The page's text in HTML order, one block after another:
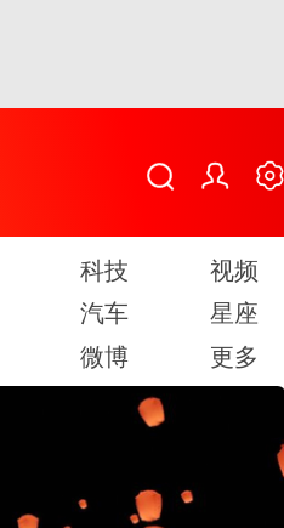
科技
视频
汽车
星座
微博 更多